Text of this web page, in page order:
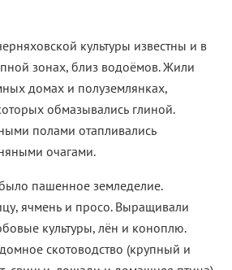
культуры известны и в
зонах, близ водоёмов. Жили
домах и полуземлянках,
обмазывались глиной.
полами отапливались
очагами.
пашенное земледелие.
ячмень и просо. Выращивали
культуры, лён и коноплю.
скотоводство (крупный и